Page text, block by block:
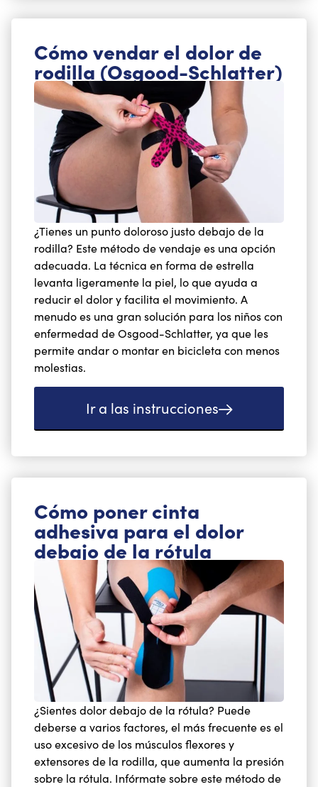
Cómo vendar el dolor de
rodilla (Osgood-Schlatter)
¿Tienes un punto doloroso justo debajo de la
rodilla? Este método de vendaje es una opción
adecuada. La técnica en forma de estrella
levanta ligeramente la piel, lo que ayuda a
reducir el dolor y facilita el movimiento. A
menudo es una gran solución para los niños con
enfermedad de Osgood-Schlatter, ya que les
permite andar o montar en bicicleta con menos
molestias.
Ir a las instrucciones
Cómo poner cinta
adhesiva para el dolor
debajo de la rótula
¿Sientes dolor debajo de la rótula? Puede
deberse a varios factores, el más frecuente es el
uso excesivo de los músculos flexores y
extensores de la rodilla, que aumenta la presión
sobre la rótula. Infórmate sobre este método de